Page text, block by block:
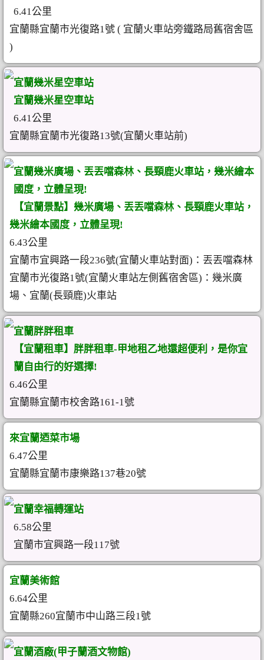
6.41公里
宜蘭縣宜蘭市光復路1號 ( 宜蘭火車站旁鐵路局舊宿舍區
)
宜蘭幾米星空車站
宜蘭幾米星空車站
6.41公里
宜蘭縣宜蘭市光復路13號(宜蘭火車站前)
宜蘭幾米廣場、丟丟噹森林、長頸鹿火車站，幾米繪本
國度，立體呈現!
【宜蘭景點】幾米廣場、丟丟噹森林、長頸鹿火車站，
幾米繪本國度，立體呈現!
6.43公里
宜蘭市宜興路一段236號(宜蘭火車站對面)：丟丟噹森林
宜蘭市光復路1號(宜蘭火車站左側舊宿舍區)：幾米廣
場、宜蘭(長頸鹿)火車站
宜蘭胖胖租車
【宜蘭租車】胖胖租車-甲地租乙地還超便利，是你宜
蘭自由行的好選擇!
6.46公里
宜蘭縣宜蘭市校舍路161-1號
來宜蘭迺菜市場
6.47公里
宜蘭縣宜蘭市康樂路137巷20號
宜蘭幸福轉運站
6.58公里
宜蘭市宜興路一段117號
宜蘭美術館
6.64公里
宜蘭縣260宜蘭市中山路三段1號
宜蘭酒廠(甲子蘭酒文物館)